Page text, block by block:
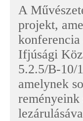
A
projekt,
Ifjúsági
5.2.5/B-10/
amelynek